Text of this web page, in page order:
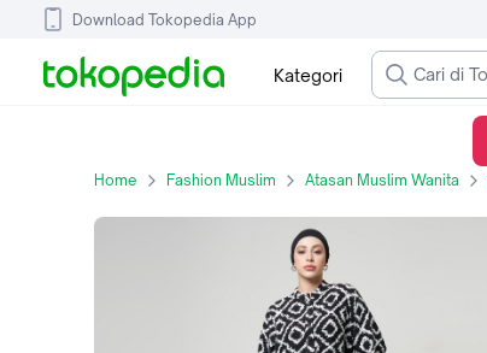
Download Tokopedia App
Kategori
Home Fashion Muslim Atasan Muslim Wanita